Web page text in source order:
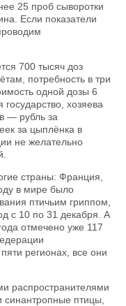
25 проб сыворотки
Если показатели
700 тысяч доз
потребность в три
одной дозы 6
хозяева
— рубль за
за цыплёнка в
не желательно
страны: Франция,
в мире было
птичьим гриппом,
с 10 по 31 декабря. А
отмечено уже 117
регионах, все они
распространителями
птицы,